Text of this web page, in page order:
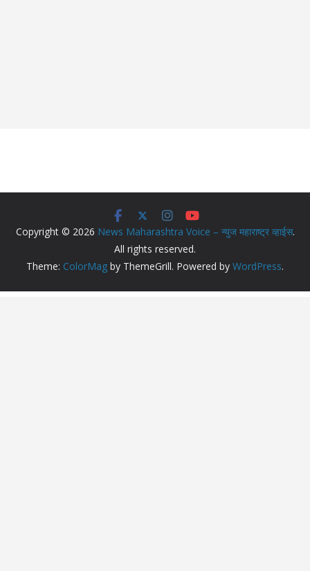
Copyright © 2026 News Maharashtra Voice – न्युज महाराष्ट्र व्हाईस.
All rights reserved.
Theme: ColorMag by ThemeGrill. Powered by WordPress.